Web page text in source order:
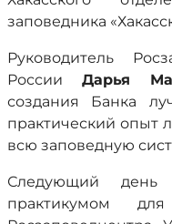
заповедника
Руководитель
России Дарья
создания Банка
практический опыт
всю заповедную
Следующий день
практикумом